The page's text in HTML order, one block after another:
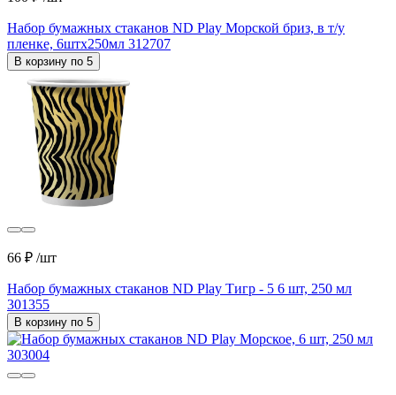
Набор бумажных стаканов ND Play Морской бриз, в т/у
пленке, 6штх250мл 312707
В корзину по 5
66 ₽ /шт
Набор бумажных стаканов ND Play Тигр - 5 6 шт, 250 мл
301355
В корзину по 5